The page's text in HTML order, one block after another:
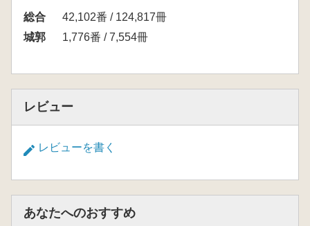
総合
42,102番 / 124,817冊
城郭
1,776番 / 7,554冊
レビュー
レビューを書く
あなたへのおすすめ